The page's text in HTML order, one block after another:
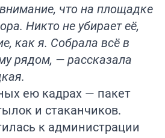
что на площадке
Никто не убирает её,
как я. Собрала всё в
рядом, — рассказала
ею кадрах — пакет
и стаканчиков.
к администрации